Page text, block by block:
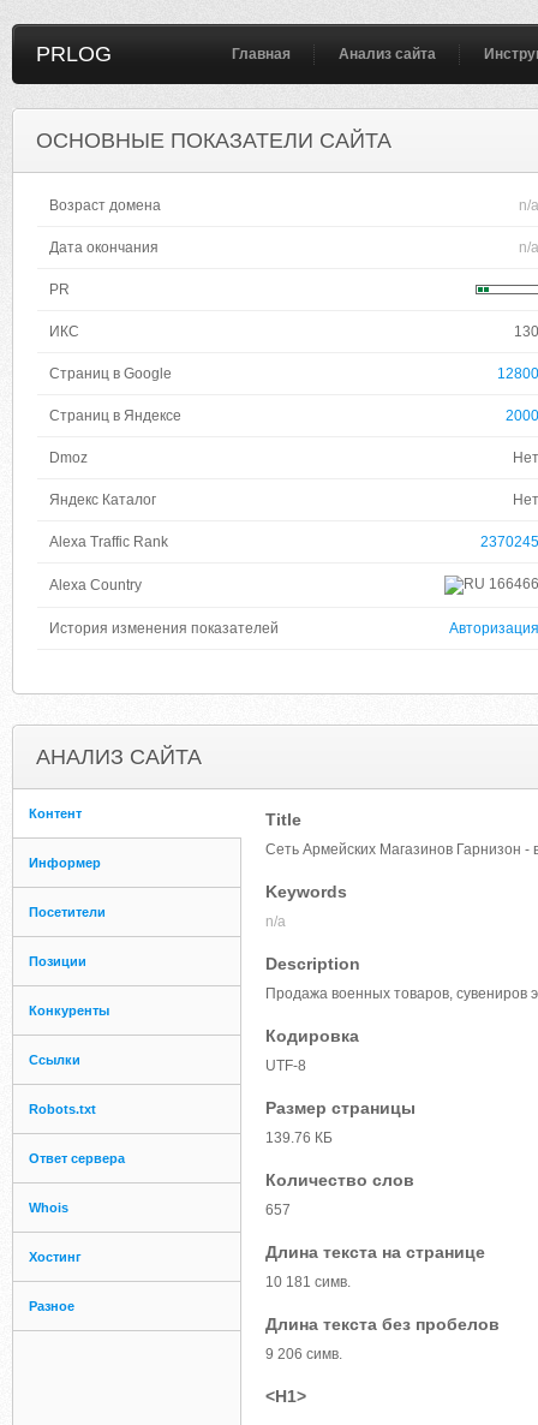
PRLOG Главная Анализ сайта
ОСНОВНЫЕ ПОКАЗАТЕЛИ САЙТА
Возраст домена n/a
Дата окончания n/a
PR
ИКС 130
Страниц в Google 12800
Страниц в Яндексе 2000
Dmoz Нет
Яндекс Каталог Нет
Alexa Traffic Rank 2370245
Alexa Country 166466
История изменения показателей Авторизация
АНАЛИЗ САЙТА
Контент
Информер
Посетители
Позиции
Конкуренты
Ссылки
Robots.txt
Ответ сервера
Whois
Хостинг
Разное
Title
Сеть Армейских Магазинов Гарнизон -
Keywords
n/a
Description
Продажа военных товаров, сувениров
Кодировка
UTF-8
Размер страницы
139.76 КБ
Количество слов
657
Длина текста на странице
10 181 симв.
Длина текста без пробелов
9 206 симв.
<H1>